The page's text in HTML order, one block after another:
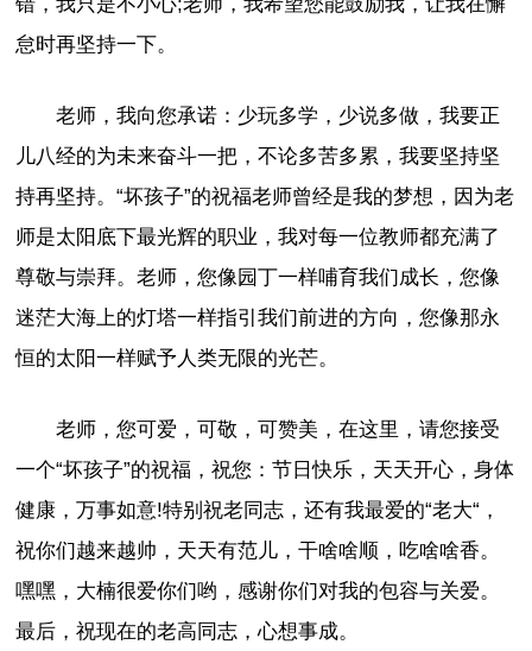
错，我只是不小心;老师，我希望您能鼓励我，让我在懈
怠时再坚持一下。
老师，我向您承诺：少玩多学，少说多做，我要正
儿八经的为未来奋斗一把，不论多苦多累，我要坚持坚
持再坚持。“坏孩子”的祝福老师曾经是我的梦想，因为老
师是太阳底下最光辉的职业，我对每一位教师都充满了
尊敬与崇拜。老师，您像园丁一样哺育我们成长，您像
迷茫大海上的灯塔一样指引我们前进的方向，您像那永
恒的太阳一样赋予人类无限的光芒。
老师，您可爱，可敬，可赞美，在这里，请您接受
一个“坏孩子”的祝福，祝您：节日快乐，天天开心，身体
健康，万事如意!特别祝老同志，还有我最爱的“老大“，
祝你们越来越帅，天天有范儿，干啥啥顺，吃啥啥香。
嘿嘿，大楠很爱你们哟，感谢你们对我的包容与关爱。
最后，祝现在的老高同志，心想事成。